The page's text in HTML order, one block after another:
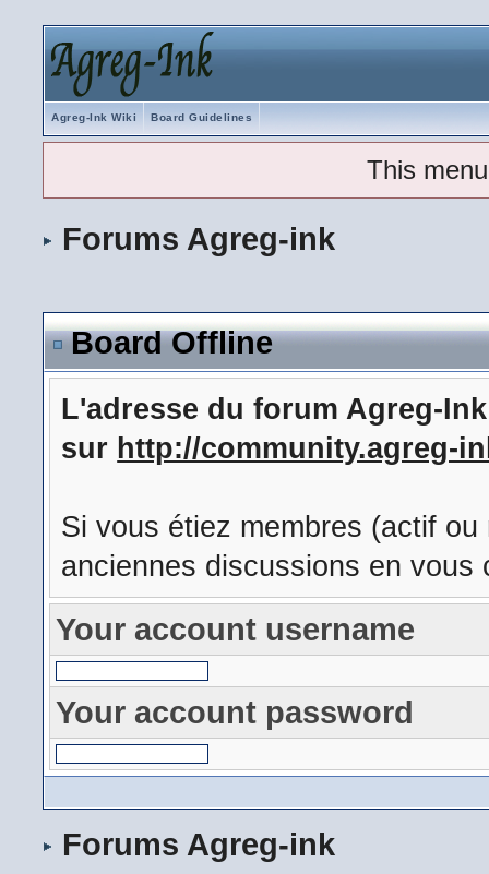
Agreg-Ink Wiki Board Guidelines
This
Forums Agreg-ink
Board Offline
L'adresse du forum Agreg-
sur http://community.agreg-
Si vous étiez membres (actif
anciennes discussions en
Your account username
Your account password
Forums Agreg-ink